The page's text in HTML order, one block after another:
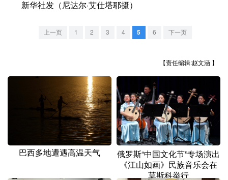
北京 天津
吉林 上海 江苏
安徽 福建 江西
河南 湖北 湖南
海南 重庆
新华社发（尼达尔·艾仕塔耶摄）
上一页 1 2 3 4 5 6 下一页
【责任编辑:赵文涵 】
巴西多地遭遇高温天气
俄罗斯“中国文化节”专场演出
《江山如画》民族音乐会在
莫斯科举行